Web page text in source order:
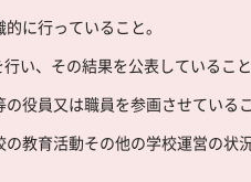
に行っていること。
い、その結果を公表していること
役員又は職員を参画させているこ
教育活動その他の学校運営の状